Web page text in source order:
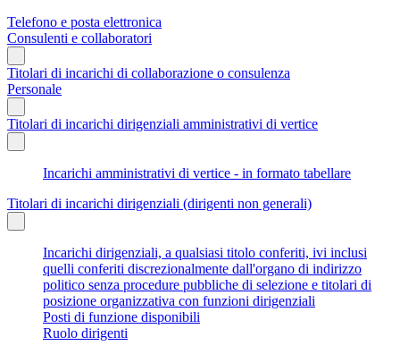
Telefono e posta elettronica
Consulenti e collaboratori
Titolari di incarichi di collaborazione o consulenza
Personale
Titolari di incarichi dirigenziali amministrativi di vertice
Incarichi amministrativi di vertice - in formato tabellare
Titolari di incarichi dirigenziali (dirigenti non generali)
Incarichi dirigenziali, a qualsiasi titolo conferiti, ivi inclusi
quelli conferiti discrezionalmente dall'organo di indirizzo
politico senza procedure pubbliche di selezione e titolari di
posizione organizzativa con funzioni dirigenziali
Posti di funzione disponibili
Ruolo dirigenti